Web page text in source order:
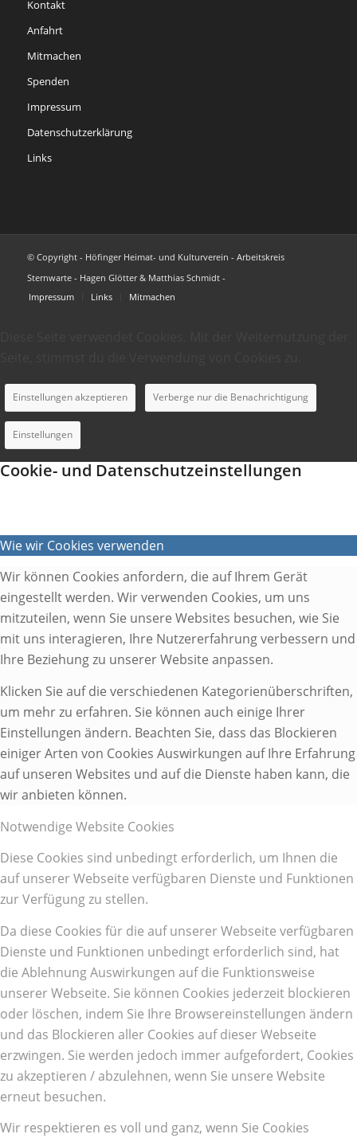
Kontakt
Anfahrt
Mitmachen
Spenden
Impressum
Datenschutzerklärung
Links
© Copyright - Höfinger Heimat- und Kulturverein - Arbeitskreis
Sternwarte - Hagen Glötter & Matthias Schmidt -
Impressum
Links Mitmachen
Einstellungen akzeptieren Verberge nur die Benachrichtigung
Einstellungen
Cookie- und Datenschutzeinstellungen
Wie wir Cookies verwenden
Wir können Cookies anfordern, die auf Ihrem Gerät
eingestellt werden. Wir verwenden Cookies, um uns
mitzuteilen, wenn Sie unsere Websites besuchen, wie Sie
mit uns interagieren, Ihre Nutzererfahrung verbessern und
Ihre Beziehung zu unserer Website anpassen.
Klicken Sie auf die verschiedenen Kategorienüberschriften,
um mehr zu erfahren. Sie können auch einige Ihrer
Einstellungen ändern. Beachten Sie, dass das Blockieren
einiger Arten von Cookies Auswirkungen auf Ihre Erfahrung
auf unseren Websites und auf die Dienste haben kann, die
wir anbieten können.
Notwendige Website Cookies
Diese Cookies sind unbedingt erforderlich, um Ihnen die
auf unserer Webseite verfügbaren Dienste und Funktionen
zur Verfügung zu stellen.
Da diese Cookies für die auf unserer Webseite verfügbaren
Dienste und Funktionen unbedingt erforderlich sind, hat
die Ablehnung Auswirkungen auf die Funktionsweise
unserer Webseite. Sie können Cookies jederzeit blockieren
oder löschen, indem Sie Ihre Browsereinstellungen ändern
und das Blockieren aller Cookies auf dieser Webseite
erzwingen. Sie werden jedoch immer aufgefordert, Cookies
zu akzeptieren / abzulehnen, wenn Sie unsere Website
erneut besuchen.
Wir respektieren es voll und ganz, wenn Sie Cookies